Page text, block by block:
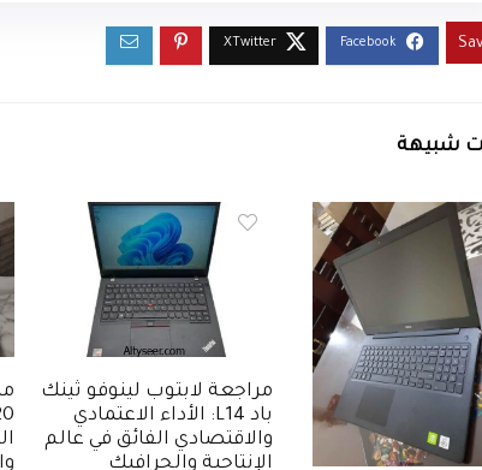
شبيهة
مراجعة لابتوب لينوفو ثينك
باد L14: الأداء الاعتمادي
والاقتصادي الفائق في عالم
الإنتاجية والجرافيك